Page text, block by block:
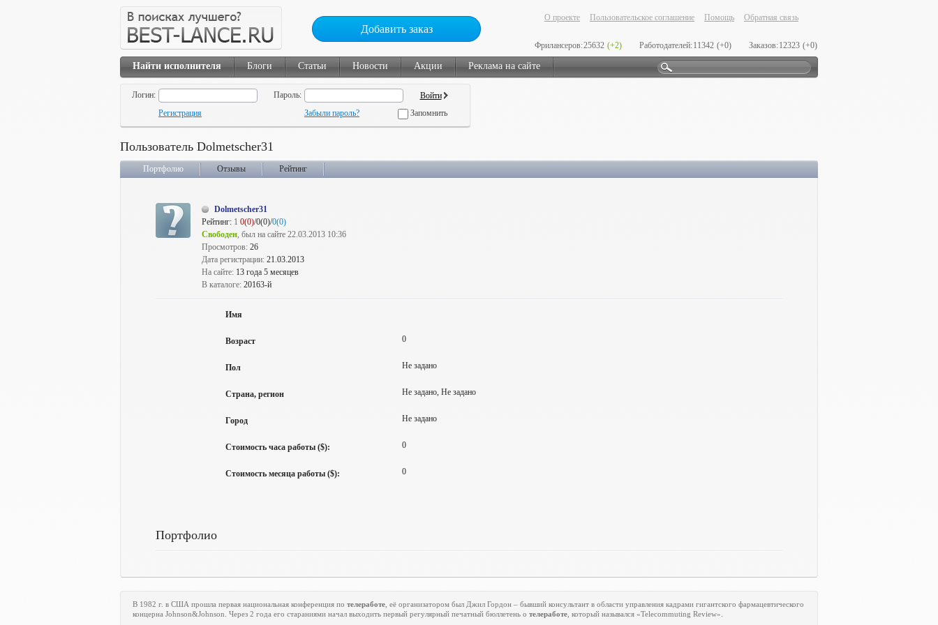
Добавить заказ
О проекте Пользовательское соглашение Помощь Обратная связь
Фрилансеров:25632 (+2) Работодателей:11342 (+0) Заказов:12323 (+0)
Найти исполнителя Блоги Статьи Новости Акции Реклама на сайте
Логин:
Пароль:
Регистрация
Забыли пароль? Запомнить
Пользователь Dolmetscher31
Портфолио Отзывы Рейтинг
Dolmetscher31
Рейтинг: 1 0(0)/0(0)/0(0)
Свободен, был на сайте 22.03.2013 10:36
Просмотров: 26
Дата регистрации: 21.03.2013
На сайте: 13 года 5 месяцев
В каталоге: 20163-й
Имя
Возраст 0
Пол Не задано
Страна, регион Не задано, Не задано
Город Не задано
Стоимость часа работы ($): 0
Стоимость месяца работы ($): 0
Портфолио
В 1982 г. в США прошла первая национальная конференция по телеработе , её организатором был Джил Гордон – бывший консультант в области управления кадрами гигантского фармацевтического
концерна Johnson&Johnson. Через 2 года его стараниями начал выходить первый регулярный печатный бюллетень о телеработе , который назывался «Telecommuting Review».